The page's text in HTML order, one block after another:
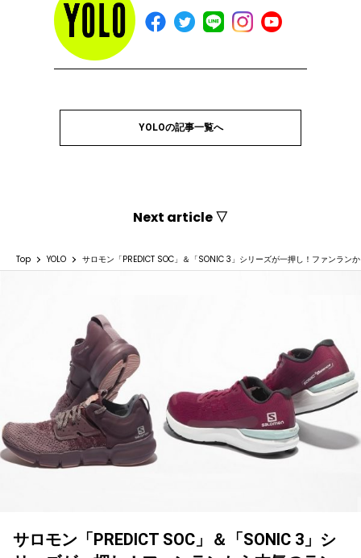
YOLOの記事一覧へ
Next article ▽
Top YOLO サロモン「PREDICT SOC」＆「SONIC 3」シリーズが一押し！ファンラン
サロモン「PREDICT SOC」＆「SONIC 3」シ